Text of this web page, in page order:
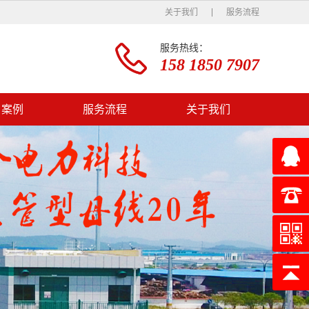
关于我们 服务流程
服务热线：
158 1850 7907
例 服务流程 关于我们